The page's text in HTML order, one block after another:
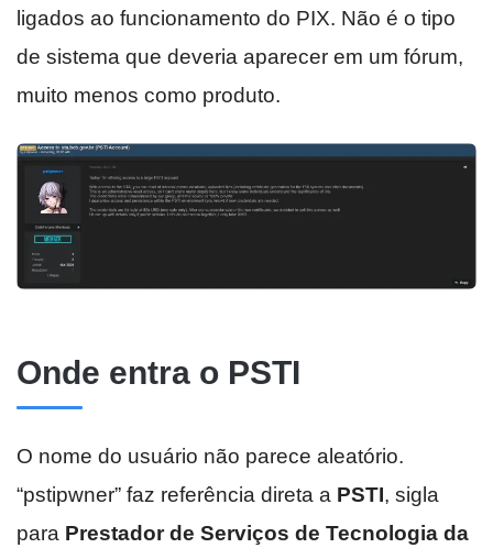
ligados ao funcionamento do PIX. Não é o tipo
de sistema que deveria aparecer em um fórum,
muito menos como produto.
Onde entra o PSTI
O nome do usuário não parece aleatório.
“pstipwner” faz referência direta a PSTI, sigla
para Prestador de Serviços de Tecnologia da